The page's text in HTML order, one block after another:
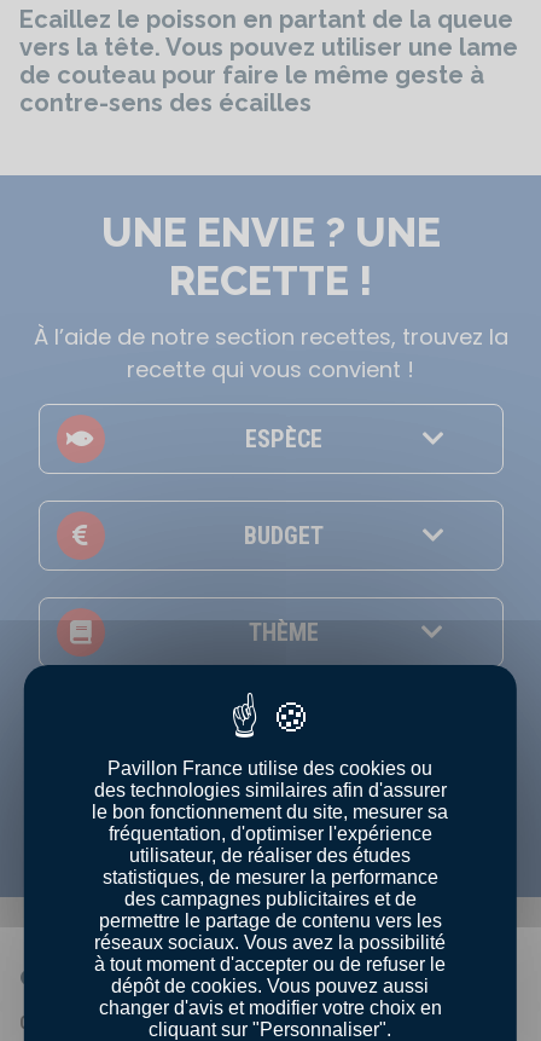
Ecaillez le poisson en partant de la queue
vers la tête. Vous pouvez utiliser une lame
de couteau pour faire le même geste à
contre-sens des écailles
UNE ENVIE ? UNE
RECETTE !
À l’aide de notre section recettes, trouvez la
recette qui vous convient !
ESPÈCE
BUDGET
THÈME
NIVEAU
Afficher uniquement les recettes en vidéo
QUI SOMMES-NOUS ?
Qui sommes - nous ?
Pavillon France utilise des cookies ou
des technologies similaires afin d'assurer
le bon fonctionnement du site, mesurer sa
fréquentation, d'optimiser l'expérience
utilisateur, de réaliser des études
statistiques, de mesurer la performance
des campagnes publicitaires et de
permettre le partage de contenu vers les
réseaux sociaux. Vous avez la possibilité
à tout moment d'accepter ou de refuser le
dépôt de cookies. Vous pouvez aussi
changer d'avis et modifier votre choix en
cliquant sur "Personnaliser".